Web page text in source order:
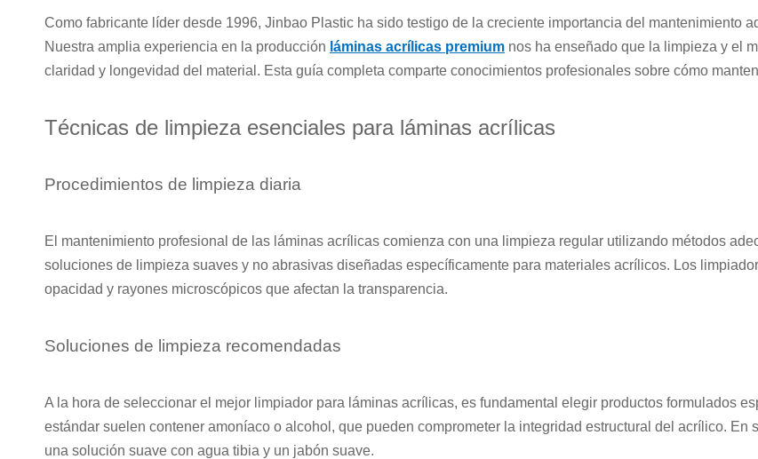
Como fabricante líder desde 1996, Jinbao Plastic ha sido testigo de la creciente importancia del mantenimiento
Nuestra amplia experiencia en la producción láminas acrílicas premium nos ha enseñado que la limpieza y el
claridad y longevidad del material. Esta guía completa comparte conocimientos profesionales sobre cómo
Técnicas de limpieza esenciales para láminas acrílicas
Procedimientos de limpieza diaria
El mantenimiento profesional de las láminas acrílicas comienza con una limpieza regular utilizando métodos
soluciones de limpieza suaves y no abrasivas diseñadas específicamente para materiales acrílicos. Los
opacidad y rayones microscópicos que afectan la transparencia.
Soluciones de limpieza recomendadas
A la hora de seleccionar el mejor limpiador para láminas acrílicas, es fundamental elegir productos formulados
estándar suelen contener amoníaco o alcohol, que pueden comprometer la integridad estructural del acrílico.
una solución suave con agua tibia y un jabón suave.